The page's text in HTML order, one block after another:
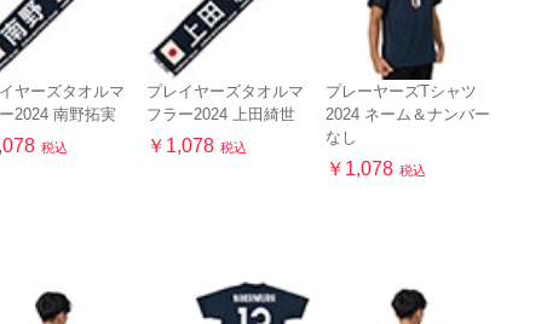
ヤーズタオルマ
2024 南野拓実
税込
プレイヤーズタオルマ
フラー2024 上田綺世
￥1,078 税込
プレーヤーズTシャツ
2024 ネーム＆ナンバー
なし
￥1,078 税込